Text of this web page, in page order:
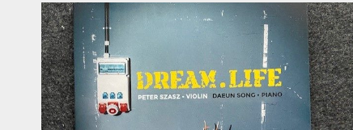
PARI
QUARTETS,
STEPHAN
THELEN,